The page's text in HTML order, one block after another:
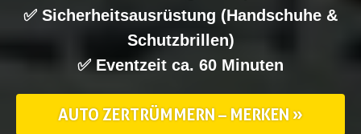
✅ Sicherheitsausrüstung (Handschuhe &
Schutzbrillen)
✅ Eventzeit ca. 60 Minuten
AUTO ZERTRÜMMERN – MERKEN »